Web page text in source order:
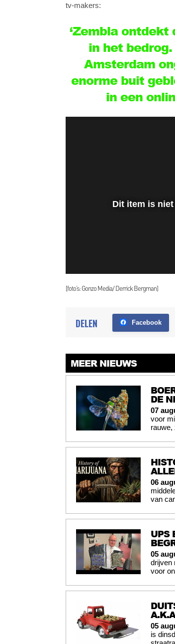
tv-makers:
‘Zembla
in het
Amsterdam
enorme buit
in een
[foto’s: Gonzo Media/ Derrick Bergman]
DELEN Facebook
MEER NIEUWS
DE
07
voor
rauwe,
06
van
UPS
05
drijven
voor
05
is